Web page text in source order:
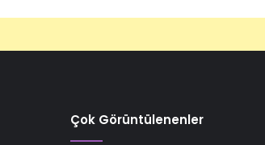
Çok Görüntülenenler